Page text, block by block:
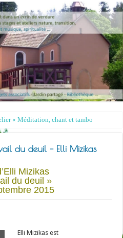
« Méditation, chant et tambour »
du deuil – Elli Mizikas
Mizikas
du deuil »
2015
Elli Mizikas est